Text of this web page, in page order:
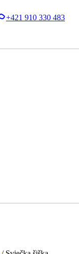
+421 910 330 483